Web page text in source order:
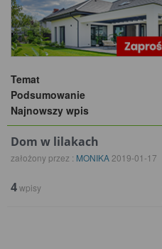
Temat
Podsumowanie
Najnowszy wpis
Dom w lilakach
założony przez : MONIKA 2019-01-17
4wpisy